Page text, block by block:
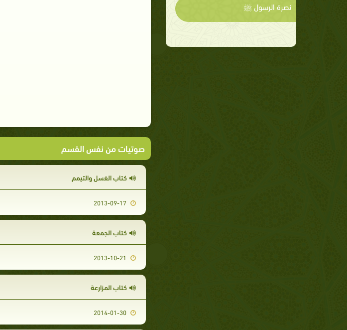
نصرة الرسول ﷺ
صوتيات من نفس القسم
كتاب الغسل والتيمم
كتاب الجمعة
كتاب المزارعة
2014-01-30